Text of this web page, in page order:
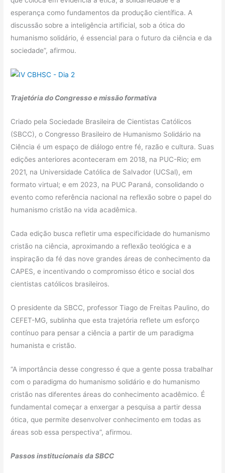
esperança como fundamentos da produção científica. A
discussão sobre a inteligência artificial, sob a ótica do
humanismo solidário, é essencial para o futuro da ciência e da
sociedade”, afirmou.
Trajetória do Congresso e missão formativa
Criado pela Sociedade Brasileira de Cientistas Católicos
(SBCC), o Congresso Brasileiro de Humanismo Solidário na
Ciência é um espaço de diálogo entre fé, razão e cultura. Suas
edições anteriores aconteceram em 2018, na PUC-Rio; em
2021, na Universidade Católica de Salvador (UCSal), em
formato virtual; e em 2023, na PUC Paraná, consolidando o
evento como referência nacional na reflexão sobre o papel do
humanismo cristão na vida acadêmica.
Cada edição busca refletir uma especificidade do humanismo
cristão na ciência, aproximando a reflexão teológica e a
inspiração da fé das nove grandes áreas de conhecimento da
CAPES, e incentivando o compromisso ético e social dos
cientistas católicos brasileiros.
O presidente da SBCC, professor Tiago de Freitas Paulino, do
CEFET-MG, sublinha que esta trajetória reflete um esforço
contínuo para pensar a ciência a partir de um paradigma
humanista e cristão.
“A importância desse congresso é que a gente possa trabalhar
com o paradigma do humanismo solidário e do humanismo
cristão nas diferentes áreas do conhecimento acadêmico. É
fundamental começar a enxergar a pesquisa a partir dessa
ótica, que permite desenvolver conhecimento em todas as
áreas sob essa perspectiva”, afirmou.
Passos institucionais da SBCC